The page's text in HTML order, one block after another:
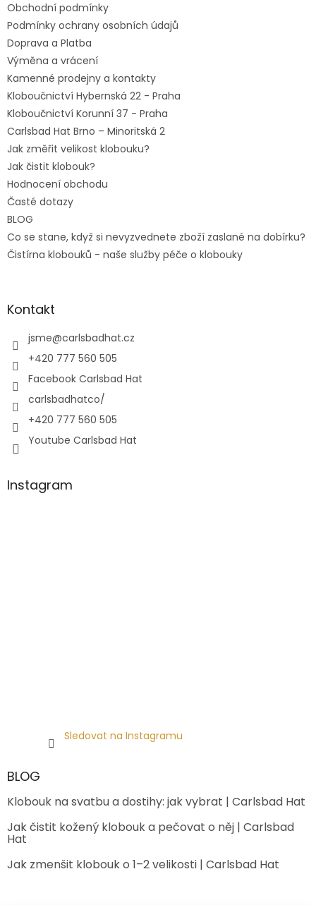
Obchodní podmínky
Podmínky ochrany osobních údajů
Doprava a Platba
Výměna a vrácení
Kamenné prodejny a kontakty
Kloboučnictví Hybernská 22 - Praha
Kloboučnictví Korunní 37 - Praha
Carlsbad Hat Brno – Minoritská 2
Jak změřit velikost klobouku?
Jak čistit klobouk?
Hodnocení obchodu
Časté dotazy
BLOG
Co se stane, když si nevyzvednete zboží zaslané na dobírku?
Čistírna klobouků - naše služby péče o klobouky
Kontakt
jsme@carlsbadhat.cz
+420 777 560 505
Facebook Carlsbad Hat
carlsbadhatco/
+420 777 560 505
Youtube Carlsbad Hat
Instagram
Sledovat na Instagramu
BLOG
Klobouk na svatbu a dostihy: jak vybrat | Carlsbad Hat
Jak čistit kožený klobouk a pečovat o něj | Carlsbad
Hat
Jak zmenšit klobouk o 1–2 velikosti | Carlsbad Hat